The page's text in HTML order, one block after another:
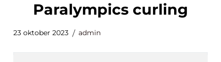
paralympics curling
23 oktober 2023 admin